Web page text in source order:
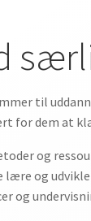
til
for dem at
og
og
og